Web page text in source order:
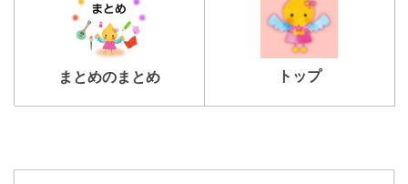
まとめのまとめ トップ